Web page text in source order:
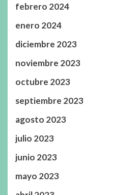
febrero 2024
enero 2024
diciembre 2023
noviembre 2023
octubre 2023
septiembre 2023
agosto 2023
julio 2023
junio 2023
mayo 2023